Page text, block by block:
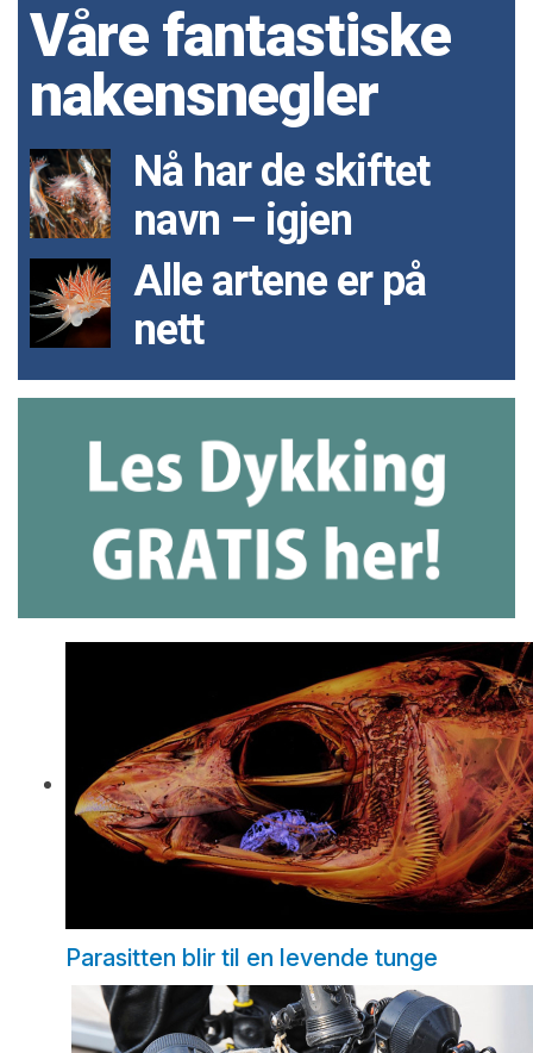
Våre fantastiske
nakensnegler
Nå har de skiftet
navn – igjen
Alle artene er på
nett
Parasitten blir til en levende tunge